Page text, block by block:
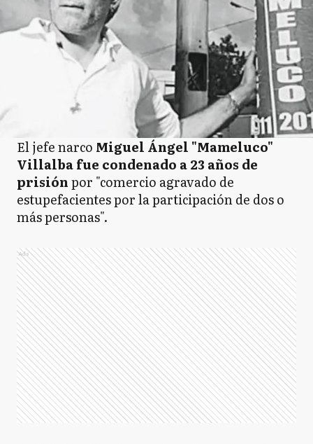
El jefe narco Miguel Ángel "Mameluco"
Villalba fue condenado a 23 años de
prisiónpor "comercio agravado de
estupefacientes por la participación de dos o
más personas".
Ads